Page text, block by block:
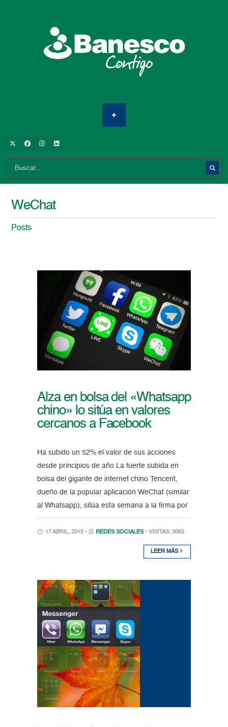
WeChat
Posts
Alza en bolsa del «Whatsapp
chino» lo sitúa en valores
cercanos a Facebook
Ha subido un 52% el valor de sus acciones
desde principios de año La fuerte subida en
bolsa del gigante de internet chino Tencent,
dueño de la popular aplicación WeChat (similar
al Whatsapp), sitúa esta semana a la firma por
17 ABRIL, 2015 • REDES SOCIALES • VISITAS: 3062
LEER MÁS